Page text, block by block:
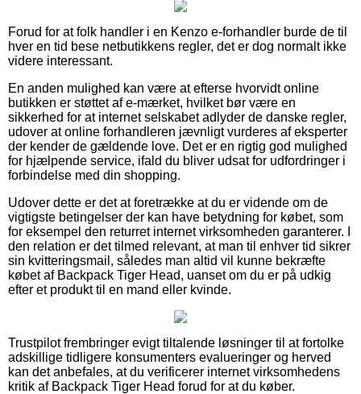
Forud for at folk handler i en Kenzo e-forhandler burde de til
hver en tid bese netbutikkens regler, det er dog normalt ikke
videre interessant.
En anden mulighed kan være at efterse hvorvidt online
butikken er støttet af e-mærket, hvilket bør være en
sikkerhed for at internet selskabet adlyder de danske regler,
udover at online forhandleren jævnligt vurderes af eksperter
der kender de gældende love. Det er en rigtig god mulighed
for hjælpende service, ifald du bliver udsat for udfordringer i
forbindelse med din shopping.
Udover dette er det at foretrække at du er vidende om de
vigtigste betingelser der kan have betydning for købet, som
for eksempel den returret internet virksomheden garanterer. I
den relation er det tilmed relevant, at man til enhver tid sikrer
sin kvitteringsmail, således man altid vil kunne bekræfte
købet af Backpack Tiger Head, uanset om du er på udkig
efter et produkt til en mand eller kvinde.
Trustpilot frembringer evigt tiltalende løsninger til at fortolke
adskillige tidligere konsumenters evalueringer og herved
kan det anbefales, at du verificerer internet virksomhedens
kritik af Backpack Tiger Head forud for at du køber.